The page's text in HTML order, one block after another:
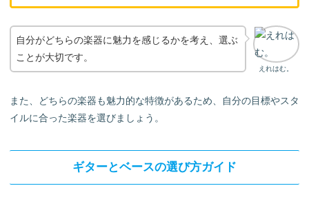
えれはむ。
自分がどちらの楽器に魅力を感じるかを考え、選ぶ
ことが大切です。
また、どちらの楽器も魅力的な特徴があるため、自分の目標やスタ
イルに合った楽器を選びましょう。
ギターとベースの選び方ガイド